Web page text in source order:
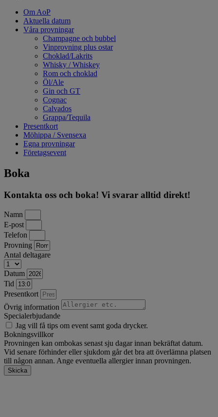
Om AoP
Aktuella datum
Våra provningar
Champagne och bubbel
Vinprovning plus ostar
Choklad/Lakrits
Whisky / Whiskey
Rom och choklad
Öl/Ale
Gin och GT
Cognac
Calvados
Grappa/Tequila
Presentkort
Möhippa / Svensexa
Egna provningar
Företagsevent
Boka
Kontakta oss och boka! Vi svarar alltid direkt!
Namn
E-post
Telefon
Provning
Antal deltagare
Datum
Tid
Presentkort
Övrig information
Specialerbjudande
Jag vill få tips om event samt goda drycker.
Bokningsvillkor
Provningen kan ombokas senast sju dagar innan bekräftat datum.
Vid senare förhinder eller sjukdom går det bra att överlämna platsen
till någon annan. Ange eventuella allergier innan provningen.
Skicka